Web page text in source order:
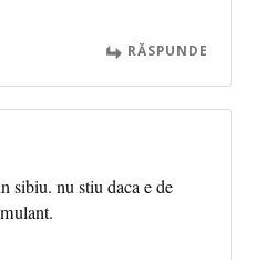
RĂSPUNDE
sibiu. nu stiu daca e de